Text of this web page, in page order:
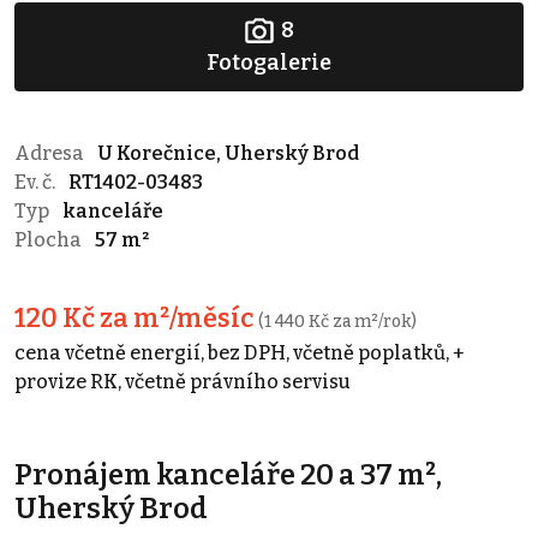
8
Fotogalerie
Adresa
U Korečnice, Uherský Brod
Ev. č.
RT1402-03483
Typ
kanceláře
Plocha
57 m²
120 Kč za m²/měsíc (1 440 Kč za m²/rok)
cena včetně energií, bez DPH, včetně poplatků, +
provize RK, včetně právního servisu
Pronájem kanceláře 20 a 37 m²,
Uherský Brod